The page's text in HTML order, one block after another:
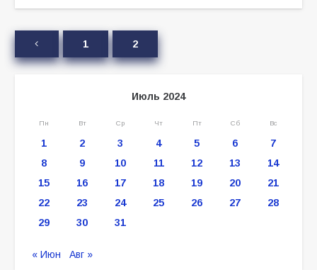
1 2
Июль 2024
Пн Вт Ср Чт Пт Сб Вс
1 2 3 4 5 6
7
8
9 10 11 12 13
14
15
16 17 18 19 20
21
22
23 24 25 26 27
28
29
30 31
« Июн Авг »